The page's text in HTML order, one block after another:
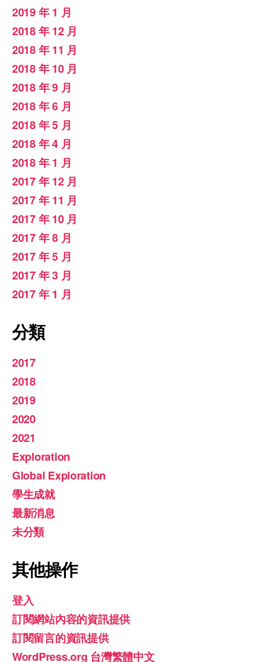
2019 年 1 月
2018 年 12 月
2018 年 11 月
2018 年 10 月
2018 年 9 月
2018 年 6 月
2018 年 5 月
2018 年 4 月
2018 年 1 月
2017 年 12 月
2017 年 11 月
2017 年 10 月
2017 年 8 月
2017 年 5 月
2017 年 3 月
2017 年 1 月
分類
2017
2018
2019
2020
2021
Exploration
Global Exploration
學生成就
最新消息
未分類
其他操作
登入
訂閱網站內容的資訊提供
訂閱留言的資訊提供
WordPress.org 台灣繁體中文